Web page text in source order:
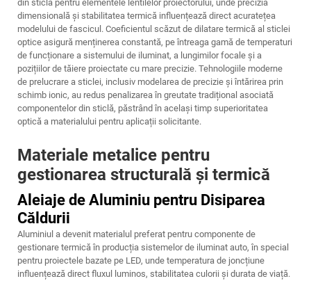
din sticlă pentru elementele lentilelor proiectorului, unde precizia
dimensională și stabilitatea termică influențează direct acuratețea
modelului de fascicul. Coeficientul scăzut de dilatare termică al sticlei
optice asigură menținerea constantă, pe întreaga gamă de temperaturi
de funcționare a sistemului de iluminat, a lungimilor focale și a
pozițiilor de tăiere proiectate cu mare precizie. Tehnologiile moderne
de prelucrare a sticlei, inclusiv modelarea de precizie și întărirea prin
schimb ionic, au redus penalizarea în greutate tradițional asociată
componentelor din sticlă, păstrând în același timp superioritatea
optică a materialului pentru aplicații solicitante.
Materiale metalice pentru
gestionarea structurală și termică
Aleiaje de Aluminiu pentru Disiparea
Căldurii
Aluminiul a devenit materialul preferat pentru componente de
gestionare termică în producția sistemelor de iluminat auto, în special
pentru proiectele bazate pe LED, unde temperatura de joncțiune
influențează direct fluxul luminos, stabilitatea culorii și durata de viață.